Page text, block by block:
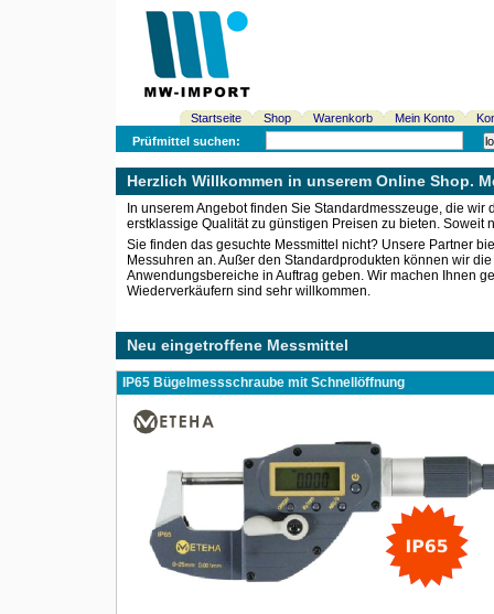
Startseite Shop Warenkorb Mein Konto
Prüfmittel suchen:
Herzlich Willkommen in unserem Online Shop.
In unserem Angebot finden Sie Standardmesszeuge, die
erstklassige Qualität zu günstigen Preisen zu bieten.
Sie finden das gesuchte Messmittel nicht? Unsere Partner
Messuhren an. Außer den Standardprodukten können wir
Anwendungsbereiche in Auftrag geben. Wir machen Ihnen
Wiederverkäufern sind sehr willkommen.
Neu eingetroffene Messmittel
IP65 Bügelmessschraube mit Schnellöffnung